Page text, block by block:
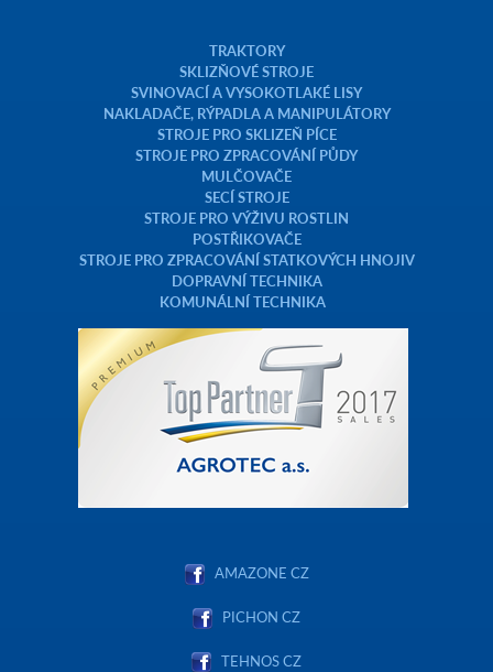
TRAKTORY
SKLIZŇOVÉ STROJE
SVINOVACÍ A VYSOKOTLAKÉ LISY
NAKLADAČE, RÝPADLA A MANIPULÁTORY
STROJE PRO SKLIZEŇ PÍCE
STROJE PRO ZPRACOVÁNÍ PŮDY
MULČOVAČE
SECÍ STROJE
STROJE PRO VÝŽIVU ROSTLIN
POSTŘIKOVAČE
STROJE PRO ZPRACOVÁNÍ STATKOVÝCH HNOJIV
DOPRAVNÍ TECHNIKA
KOMUNÁLNÍ TECHNIKA
AMAZONE CZ
PICHON CZ
TEHNOS CZ